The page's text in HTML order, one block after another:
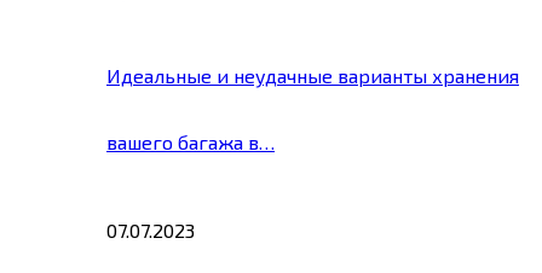
Идеальные и неудачные варианты хранения
вашего багажа в…
07.07.2023